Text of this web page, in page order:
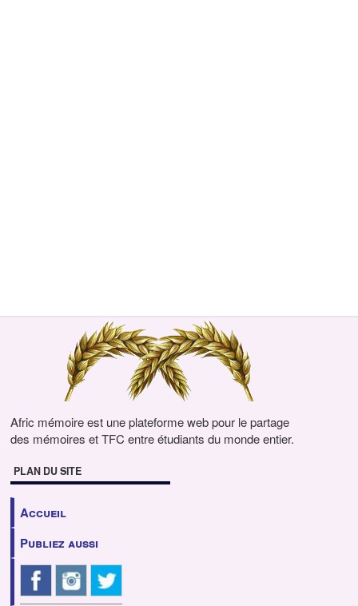
Afric mémoire est une plateforme web pour le partage
des mémoires et TFC entre étudiants du monde entier.
PLAN DU SITE
Accueil
Publiez aussi